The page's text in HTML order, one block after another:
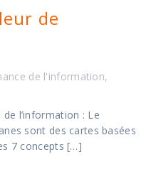
de
de l'information,
l’information : Le
sont des cartes basées
7 concepts […]